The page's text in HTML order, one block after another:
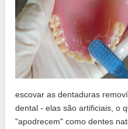
escovar as dentaduras
dental - elas são artificiais, o
"apodrecem" como dentes